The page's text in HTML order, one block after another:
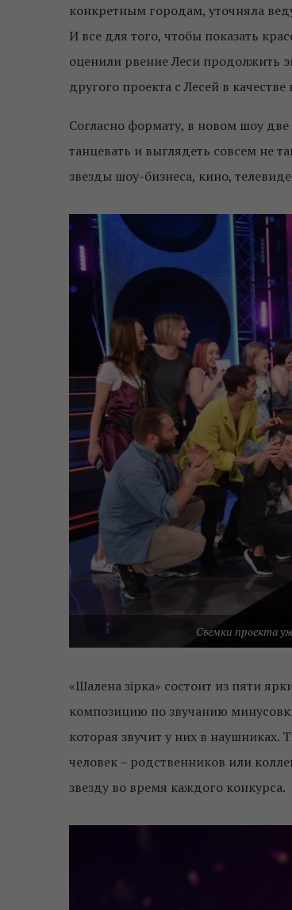
конкретным городам, уточняла
И все для того, чтобы показать
оценили рвение Леси продолжить
другого проекта с Лесей в
Согласно формату, в новом шоу
танцевать и выглядеть совсем не
звезды шоу-бизнеса, кино,
Съемки проекта
«Шалена зірка» состоит из пяти
композицию по звучанию
которая звучит у них в наушниках.
человек – родственников или
звезду во время каждого конкурса.